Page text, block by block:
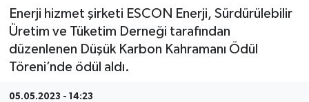
Enerji hizmet şirketi ESCON Enerji, Sürdürülebilir
Üretim ve Tüketim Derneği tarafından
düzenlenen Düşük Karbon Kahramanı Ödül
Töreni’nde ödül aldı.
05.05.2023 - 14:23
SAĞLIK
EĞİTİM
Son Dakika Haberleri
Haber Arşivi